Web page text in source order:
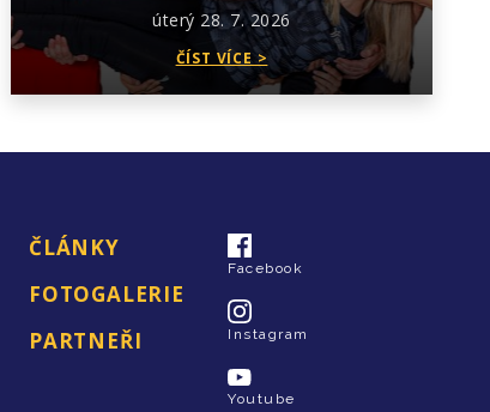
úterý 28. 7. 2026
ČÍST VÍCE >
ČLÁNKY
FOTOGALERIE
PARTNEŘI
Facebook
Instagram
Youtube